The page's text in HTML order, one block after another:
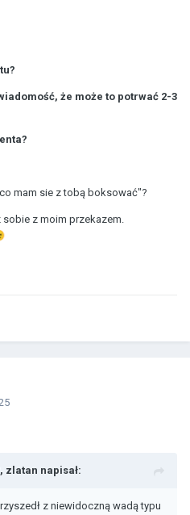
że może to potrwać 2-3
mam sie z tobą boksować"?
sobie z moim przekazem.
zlatan napisał:
z niewidoczną wadą typu